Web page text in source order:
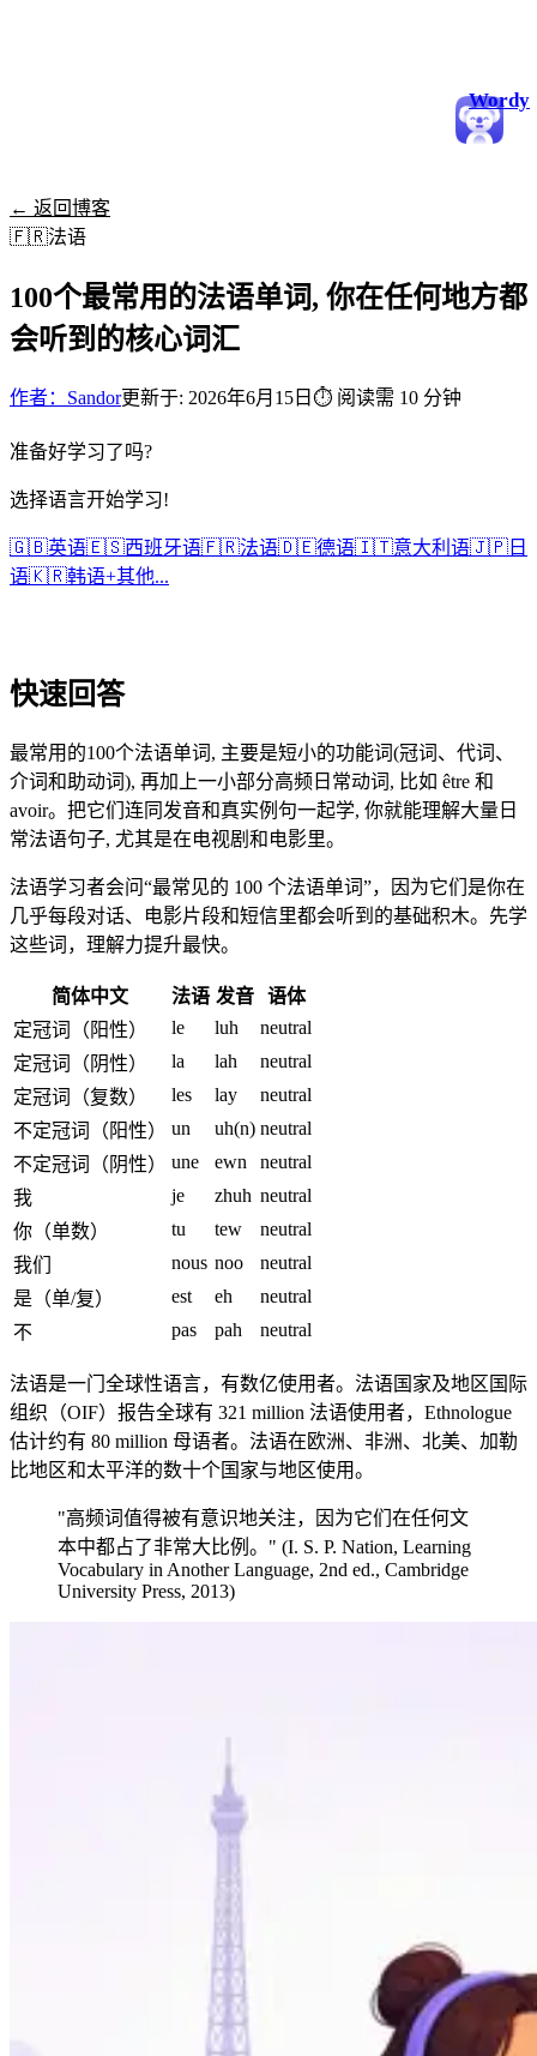
Wordy
← 返回博客
🇫🇷法语
100个最常用的法语单词, 你在任何地方都
会听到的核心词汇
作者：Sandor更新于: 2026年6月15日 ⏱ 阅读需 10 分钟
准备好学习了吗?
选择语言开始学习!
🇬🇧英语🇪🇸西班牙语🇫🇷法语🇩🇪德语🇮🇹意大利语🇯🇵 日
语🇰🇷韩语+其他...
快速回答
最常用的100个法语单词, 主要是短小的功能词(冠词、代词、
介词和助动词), 再加上一小部分高频日常动词, 比如 être 和
avoir。把它们连同发音和真实例句一起学, 你就能理解大量日
常法语句子, 尤其是在电视剧和电影里。
法语学习者会问“最常见的 100 个法语单词”，因为它们是你在
几乎每段对话、电影片段和短信里都会听到的基础积木。先学
这些词，理解力提升最快。
简体中文 法语 发音
语体
定冠词（阳性）
le luh
neutral
定冠词（阴性）
la lah
neutral
定冠词（复数）
les lay
neutral
不定冠词（阳性）
un uh(n) neutral
不定冠词（阴性）
une ewn
neutral
我
je zhuh neutral
你（单数）
tu tew
neutral
我们
nous noo
neutral
是（单/复）
est eh
neutral
不
pas pah neutral
法语是一门全球性语言，有数亿使用者。法语国家及地区国际
组织（OIF）报告全球有 321 million 法语使用者，Ethnologue
估计约有 80 million 母语者。法语在欧洲、非洲、北美、加勒
比地区和太平洋的数十个国家与地区使用。
"高频词值得被有意识地关注，因为它们在任何文
本中都占了非常大比例。" (I. S. P. Nation, Learning
Vocabulary in Another Language, 2nd ed., Cambridge
University Press, 2013)